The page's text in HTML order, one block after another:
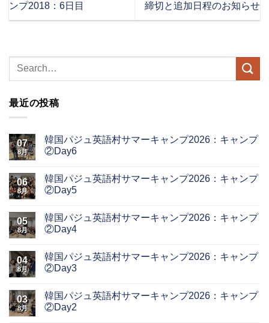
ンプ2018：6日目
締切と追加日程のお知らせ
最近の投稿
07
8月
韓国パジュ英語村サマーキャンプ2026：キャンプ
②Day6
06
8月
韓国パジュ英語村サマーキャンプ2026：キャンプ
②Day5
05
8月
韓国パジュ英語村サマーキャンプ2026：キャンプ
②Day4
04
8月
韓国パジュ英語村サマーキャンプ2026：キャンプ
②Day3
03
8月
韓国パジュ英語村サマーキャンプ2026：キャンプ
②Day2